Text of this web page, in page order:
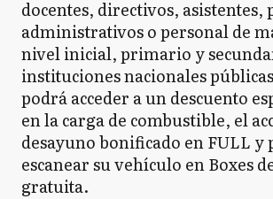
docentes, directivos, asistentes,
administrativos o personal de
nivel inicial, primario y
instituciones nacionales
podrá acceder a un descuento
en la carga de combustible, el
desayuno bonificado en FULL y
escanear su vehículo en Boxes
gratuita.